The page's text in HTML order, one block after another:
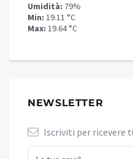
Umidità: 72%
Min: 15.03 °C
Max: 16.53 °C
NEWSLETTER
Iscriviti per ricevere